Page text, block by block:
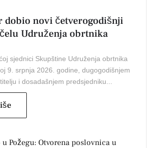
dobio novi četverogodišnji
Udruženja obrtnika
sjednici Skupštine Udruženja obrtnika
9. srpnja 2026. godine, dugogodišnjem
i dosadašnjem predsjedniku...